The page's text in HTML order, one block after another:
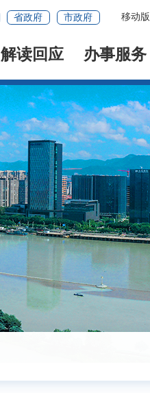
省政府 市政府 移动版
解读回应 办事服务